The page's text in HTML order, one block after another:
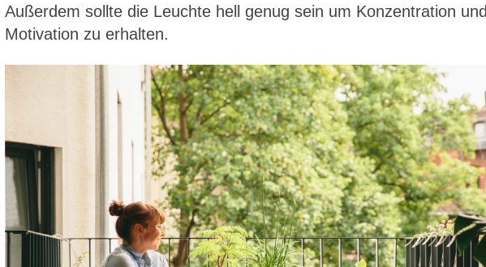
Außerdem sollte die Leuchte hell genug sein um Konzentration und
Motivation zu erhalten.